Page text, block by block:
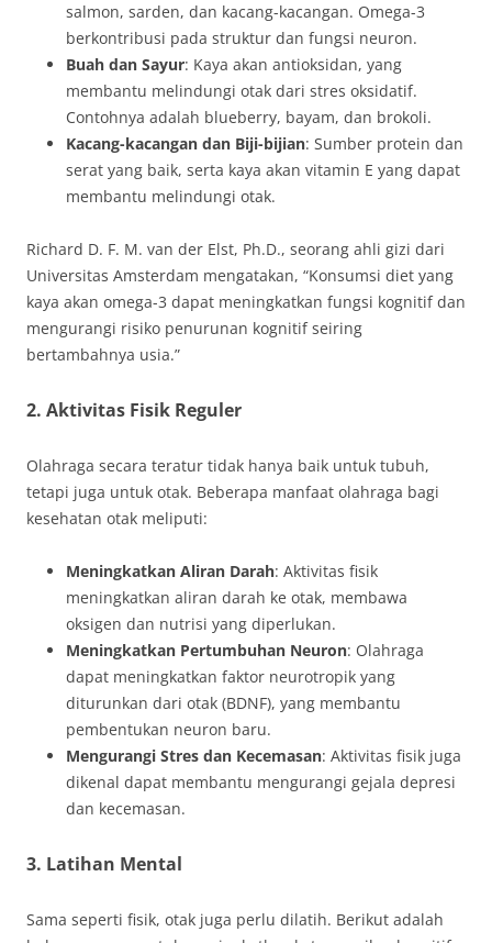
salmon, sarden, dan kacang-kacangan. Omega-3
berkontribusi pada struktur dan fungsi neuron.
Buah dan Sayur: Kaya akan antioksidan, yang
membantu melindungi otak dari stres oksidatif.
Contohnya adalah blueberry, bayam, dan brokoli.
Kacang-kacangan dan Biji-bijian: Sumber protein dan
serat yang baik, serta kaya akan vitamin E yang dapat
membantu melindungi otak.
Richard D. F. M. van der Elst, Ph.D., seorang ahli gizi dari
Universitas Amsterdam mengatakan, “Konsumsi diet yang
kaya akan omega-3 dapat meningkatkan fungsi kognitif dan
mengurangi risiko penurunan kognitif seiring
bertambahnya usia.”
2. Aktivitas Fisik Reguler
Olahraga secara teratur tidak hanya baik untuk tubuh,
tetapi juga untuk otak. Beberapa manfaat olahraga bagi
kesehatan otak meliputi:
Meningkatkan Aliran Darah: Aktivitas fisik
meningkatkan aliran darah ke otak, membawa
oksigen dan nutrisi yang diperlukan.
Meningkatkan Pertumbuhan Neuron: Olahraga
dapat meningkatkan faktor neurotropik yang
diturunkan dari otak (BDNF), yang membantu
pembentukan neuron baru.
Mengurangi Stres dan Kecemasan: Aktivitas fisik juga
dikenal dapat membantu mengurangi gejala depresi
dan kecemasan.
3. Latihan Mental
Sama seperti fisik, otak juga perlu dilatih. Berikut adalah